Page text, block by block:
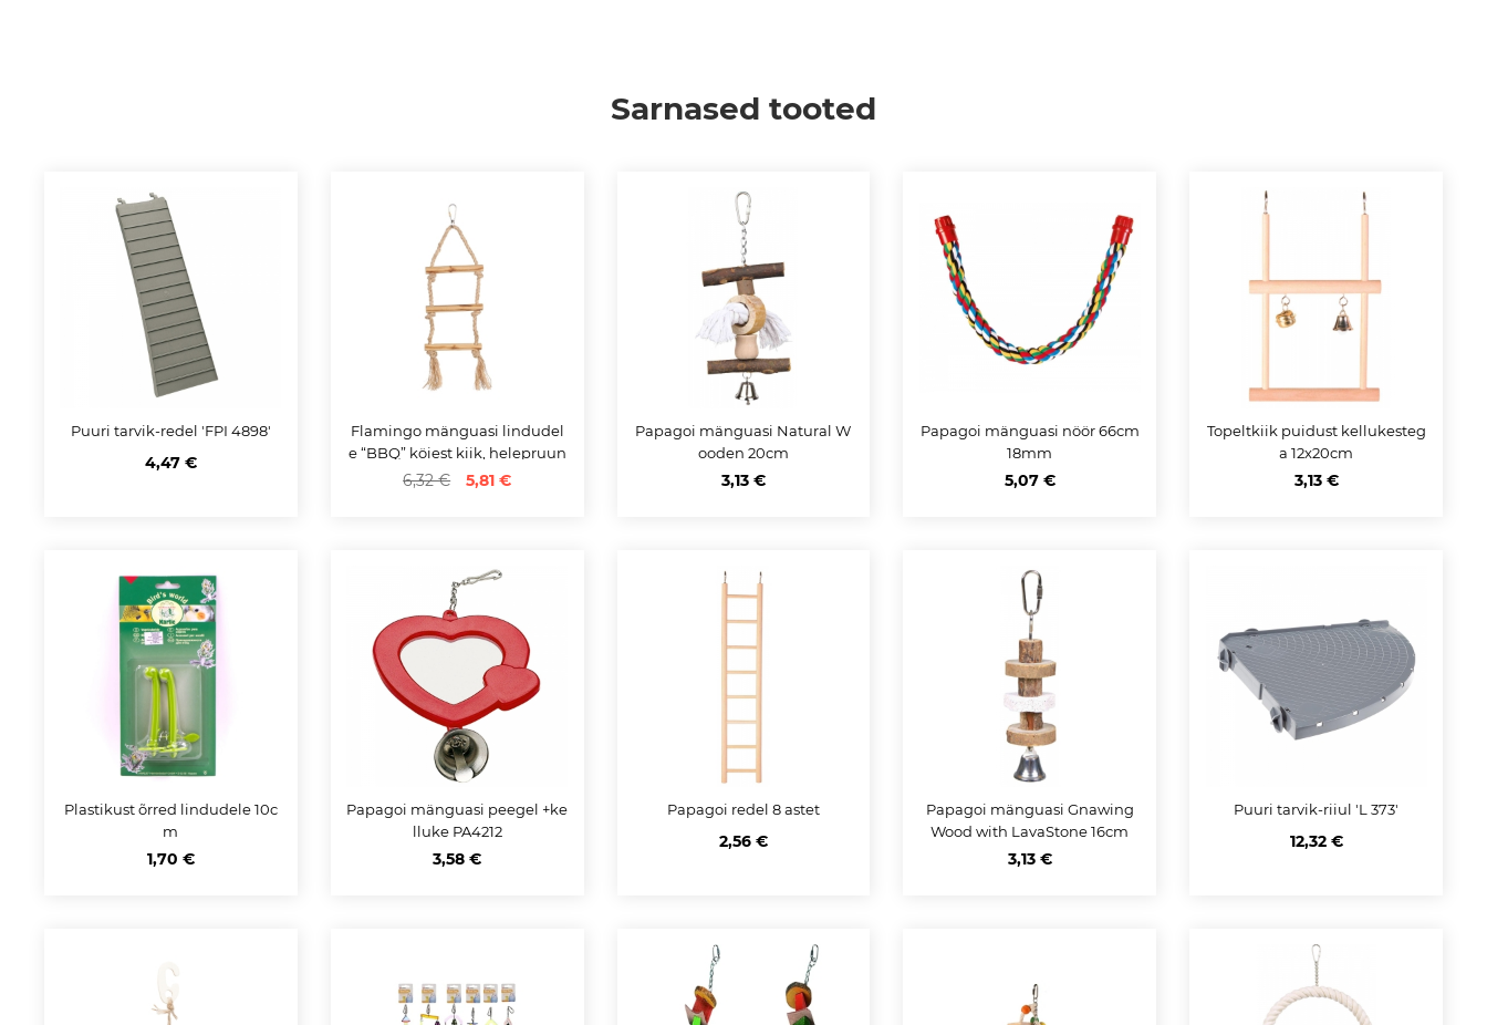
Sarnased tooted
Puuri tarvik-redel 'FPI 4898'
4,47 €
Flamingo mänguasi lindudel
e “BBQ” köiest kiik, helepruun
6,32 € 5,81 €
Papagoi mänguasi Natural W
ooden 20cm
3,13 €
Papagoi mänguasi nöör 66cm
18mm
5,07 €
Topeltkiik puidust kellukesteg
a 12x20cm
3,13 €
Plastikust õrred lindudele 10c
m
1,70 €
Papagoi mänguasi peegel +ke
lluke PA4212
3,58 €
Papagoi redel 8 astet
2,56 €
Papagoi mänguasi Gnawing
Wood with LavaStone 16cm
3,13 €
Puuri tarvik-riiul 'L 373'
12,32 €